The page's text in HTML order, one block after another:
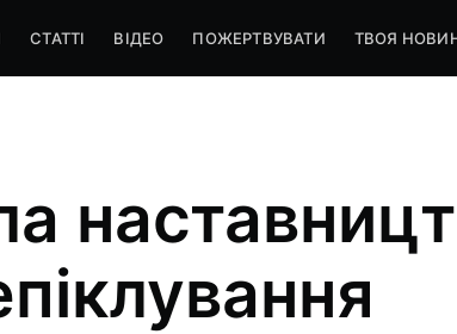
СТАТТІ ВІДЕО ПОЖЕРТВУВАТИ ТВОЯ